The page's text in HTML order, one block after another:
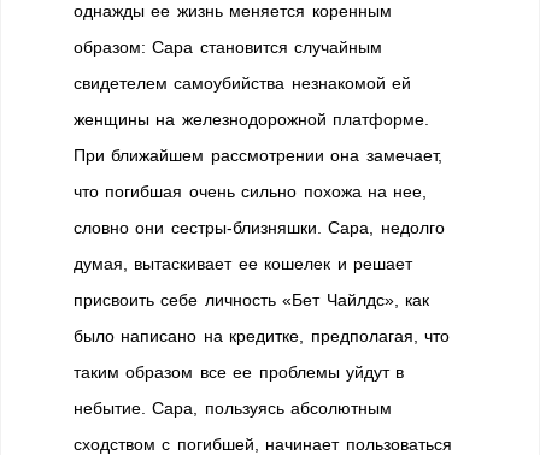
однажды ее жизнь меняется коренным
образом: Сара становится случайным
свидетелем самоубийства незнакомой ей
женщины на железнодорожной платформе.
При ближайшем рассмотрении она замечает,
что погибшая очень сильно похожа на нее,
словно они сестры-близняшки. Сара, недолго
думая, вытаскивает ее кошелек и решает
присвоить себе личность «Бет Чайлдс», как
было написано на кредитке, предполагая, что
таким образом все ее проблемы уйдут в
небытие. Сара, пользуясь абсолютным
сходством с погибшей, начинает пользоваться